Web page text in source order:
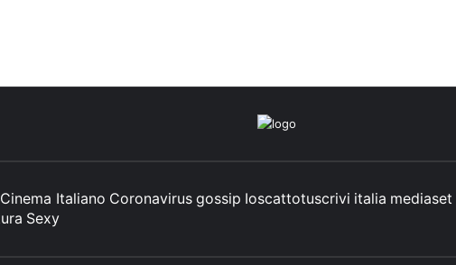
Cinema Italiano Coronavirus gossip Ioscattotuscrivi italia mediaset
Sexy